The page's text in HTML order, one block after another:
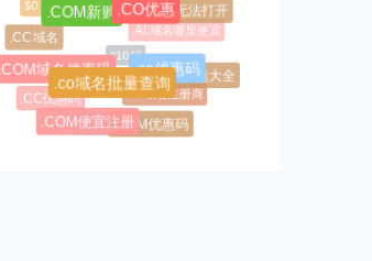
#1045
#1146
.AL域名哪里便宜
.AL域名注册商
.asia优惠码
.CC优惠码
.CC域名
.chm无法打开
.chm问题大全
.COM优惠码
.COM便宜注册
.COM域名优惠码
.COM新购.CO优惠
.co优惠码
.co域名批量查询